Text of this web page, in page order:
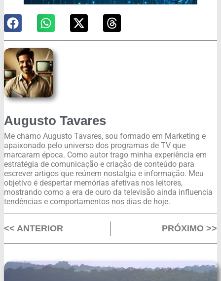
Augusto Tavares
Me chamo Augusto Tavares, sou formado em Marketing e
apaixonado pelo universo dos programas de TV que
marcaram época. Como autor trago minha experiência em
estratégia de comunicação e criação de conteúdo para
escrever artigos que reúnem nostalgia e informação. Meu
objetivo é despertar memórias afetivas nos leitores,
mostrando como a era de ouro da televisão ainda influencia
tendências e comportamentos nos dias de hoje.
<< ANTERIOR PRÓXIMO >>